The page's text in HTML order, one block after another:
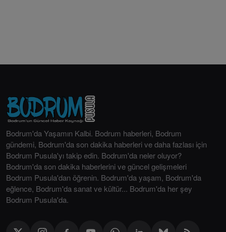
Bodrum'da Yaşamın Kalbi. Bodrum haberleri, Bodrum
gündemi, Bodrum'da son dakika haberleri ve daha fazlası için
Bodrum Pusula'yı takip edin. Bodrum'da neler oluyor?
Bodrum'da son dakika haberlerini ve güncel gelişmeleri
Bodrum Pusula'dan öğrenin. Bodrum'da yaşam, Bodrum'da
eğlence, Bodrum'da sanat ve kültür... Bodrum'da her şey
Bodrum Pusula'da.